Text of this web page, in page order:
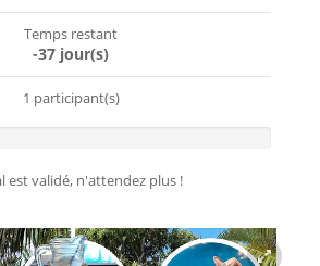
Temps restant
-37 jour(s)
1 participant(s)
est validé, n'attendez plus !